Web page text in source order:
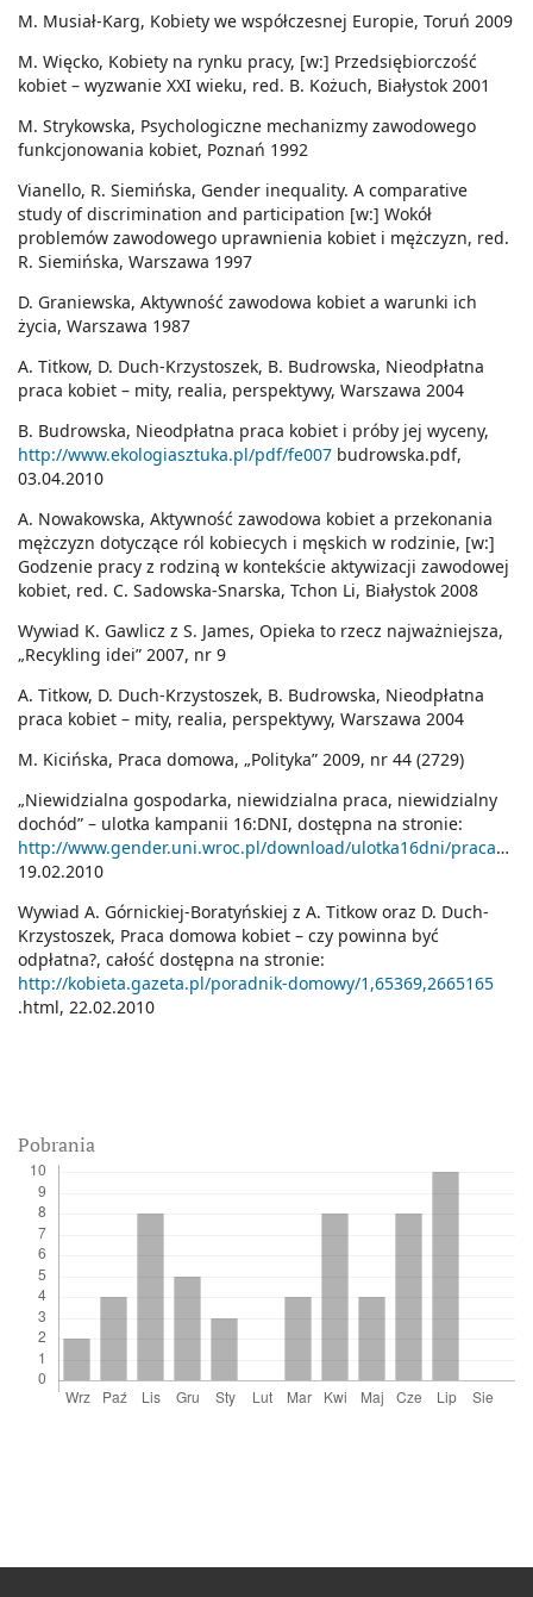
Pobrania
M. Musiał-Karg, Kobiety we współczesnej Europie, Toruń 2009
M. Więcko, Kobiety na rynku pracy, [w:] Przedsiębiorczość
kobiet – wyzwanie XXI wieku, red. B. Kożuch, Białystok 2001
M. Strykowska, Psychologiczne mechanizmy zawodowego
funkcjonowania kobiet, Poznań 1992
Vianello, R. Siemińska, Gender inequality. A comparative
study of discrimination and participation [w:] Wokół
problemów zawodowego uprawnienia kobiet i mężczyzn, red.
R. Siemińska, Warszawa 1997
D. Graniewska, Aktywność zawodowa kobiet a warunki ich
życia, Warszawa 1987
A. Titkow, D. Duch-Krzystoszek, B. Budrowska, Nieodpłatna
praca kobiet – mity, realia, perspektywy, Warszawa 2004
B. Budrowska, Nieodpłatna praca kobiet i próby jej wyceny,
http://www.ekologiasztuka.pl/pdf/fe007 budrowska.pdf,
03.04.2010
A. Nowakowska, Aktywność zawodowa kobiet a przekonania
mężczyzn dotyczące ról kobiecych i męskich w rodzinie, [w:]
Godzenie pracy z rodziną w kontekście aktywizacji zawodowej
kobiet, red. C. Sadowska-Snarska, Tchon Li, Białystok 2008
Wywiad K. Gawlicz z S. James, Opieka to rzecz najważniejsza,
„Recykling idei” 2007, nr 9
A. Titkow, D. Duch-Krzystoszek, B. Budrowska, Nieodpłatna
praca kobiet – mity, realia, perspektywy, Warszawa 2004
M. Kicińska, Praca domowa, „Polityka” 2009, nr 44 (2729)
„Niewidzialna gospodarka, niewidzialna praca, niewidzialny
dochód” – ulotka kampanii 16:DNI, dostępna na stronie:
http://www.gender.uni.wroc.pl/download/ulotka16dni/praca_domowa.doc
19.02.2010
Wywiad A. Górnickiej-Boratyńskiej z A. Titkow oraz D. Duch-
Krzystoszek, Praca domowa kobiet – czy powinna być
odpłatna?, całość dostępna na stronie:
http://kobieta.gazeta.pl/poradnik-domowy/1,65369,2665165
.html, 22.02.2010